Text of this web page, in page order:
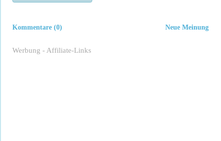
Neue Meinung
Kommentare (0)
Werbung - Affiliate-Links